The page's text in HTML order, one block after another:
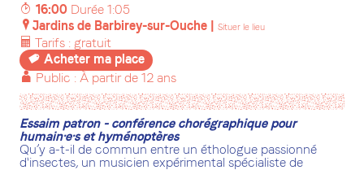
T 16:00 Durée 1:05
P Jardins de Barbirey-sur-Ouche Situer le lieu
U
Tarifs : gratuit
t Acheter ma place
A Public : À partir de 12 ans
Essaim patron - conférence chorégraphique pour
humain·e·s et hyménoptères
Qu’y a-t-il de commun entre un éthologue passionné
d'insectes, un musicien expérimental spécialiste de